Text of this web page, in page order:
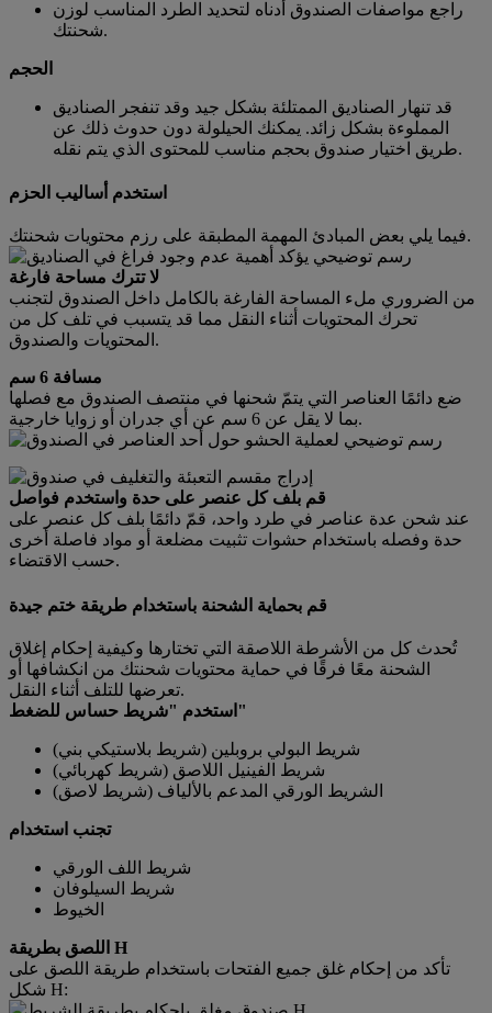
راجع مواصفات الصندوق أدناه لتحديد الطرد المناسب لوزن
شحنتك.
الحجم
قد تنهار الصناديق الممتلئة بشكل جيد وقد تنفجر الصناديق
المملوءة بشكل زائد. يمكنك الحيلولة دون حدوث ذلك عن
طريق اختيار صندوق بحجم مناسب للمحتوى الذي يتم نقله.
استخدم أساليب الحزم
فيما يلي بعض المبادئ المهمة المطبقة على رزم محتويات شحنتك.
لا تترك مساحة فارغة
من الضروري ملء المساحة الفارغة بالكامل داخل الصندوق لتجنب
تحرك المحتويات أثناء النقل مما قد يتسبب في تلف كل من
المحتويات والصندوق.
مسافة 6 سم
ضع دائمًا العناصر التي يتمّ شحنها في منتصف الصندوق مع فصلها
بما لا يقل عن 6 سم عن أي جدران أو زوايا خارجية.
قم بلف كل عنصر على حدة واستخدم فواصل
عند شحن عدة عناصر في طرد واحد، قمّ دائمًا بلف كل عنصر على
حدة وفصله باستخدام حشوات تثبيت مضلعة أو مواد فاصلة أخرى
حسب الاقتضاء.
قم بحماية الشحنة باستخدام طريقة ختم جيدة
تُحدث كل من الأشرطة اللاصقة التي تختارها وكيفية إحكام إغلاق
الشحنة معًا فرقًا في حماية محتويات شحنتك من انكشافها أو
تعرضها للتلف أثناء النقل.
استخدم "شريط حساس للضغط"
شريط البولي بروبلين (شريط بلاستيكي بني)
شريط الفينيل اللاصق (شريط كهربائي)
الشريط الورقي المدعم بالألياف (شريط لاصق)
تجنب استخدام
شريط اللف الورقي
شريط السيلوفان
الخيوط
اللصق بطريقة H
تأكد من إحكام غلق جميع الفتحات باستخدام طريقة اللصق على
شكل H: